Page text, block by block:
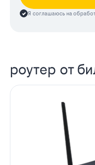
Я соглашаюсь на
роутер от